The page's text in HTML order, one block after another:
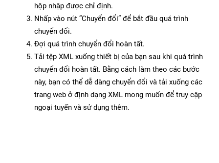
hộp nhập được chỉ định.
Nhấp vào nút “Chuyển đổi” để bắt đầu quá trình
chuyển đổi.
Đợi quá trình chuyển đổi hoàn tất.
Tải tệp XML xuống thiết bị của bạn sau khi quá trình
chuyển đổi hoàn tất. Bằng cách làm theo các bước
này, bạn có thể dễ dàng chuyển đổi và tải xuống các
trang web ở định dạng XML mong muốn để truy cập
ngoại tuyến và sử dụng thêm.